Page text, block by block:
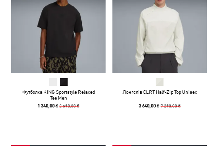
Футболка KING Sportstyle Relaxed
Tee Men
1 340,00 ₴2 690,00 ₴
Лонгслів CLRT Half-Zip Top Unisex
3 640,00 ₴7 290,00 ₴